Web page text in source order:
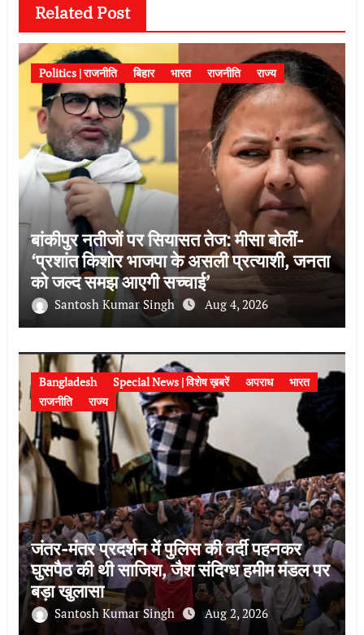
Related Post
Politics | राजनीति बिहार भारत राजनीति राज्य
बांकीपुर नतीजों पर सियासत तेज: मीसा बोलीं-
‘प्रशांत किशोर भाजपा के असली प्रत्याशी, जनता
को जल्द समझ आएगी सच्चाई’
Santosh Kumar Singh Aug 4, 2026
Bangladesh Special News | विशेष ख़बरें अपराध
भारत
राजनीति
राज्य
जंतर-मंतर प्रदर्शन में पुलिस की वर्दी पहनकर
घुसपैठ की थी साजिश, जैश संदिग्ध हमीम मंडल पर
बड़ा खुलासा
Santosh Kumar Singh Aug 2, 2026